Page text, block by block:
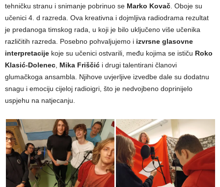
tehničku stranu i snimanje pobrinuo se Marko Kovač. Oboje su
učenici 4. d razreda. Ova kreativna i dojmljiva radiodrama rezultat
je predanoga timskog rada, u koji je bilo uključeno više učenika
različitih razreda. Posebno pohvaljujemo i izvrsne glasovne
interpretacije koje su učenici ostvarili, među kojima se ističu Roko
Klasić-Dolenec, Mika Friščić i drugi talentirani članovi
glumačkoga ansambla. Njihove uvjerljive izvedbe dale su dodatnu
snagu i emociju cijeloj radioigri, što je nedvojbeno doprinijelo
uspjehu na natjecanju.